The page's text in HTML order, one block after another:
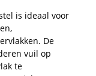
is ideaal voor
De
vuil op
te